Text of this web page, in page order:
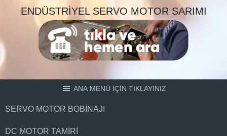
ENDÜSTRIYEL SERVO MOTOR SARIMI
ANA MENÜ İÇİN TIKLAYINIZ
SERVO MOTOR BOBINAJI
DC MOTOR TAMIRI